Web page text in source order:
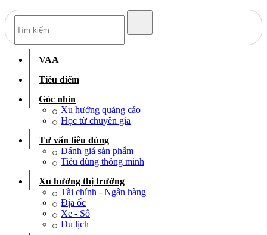
VAA
Tiêu điểm
Góc nhìn
Xu hướng quảng cáo
Học từ chuyên gia
Tư vấn tiêu dùng
Đánh giá sản phẩm
Tiêu dùng thông minh
Xu hướng thị trường
Tài chính - Ngân hàng
Địa ốc
Xe - Số
Du lịch